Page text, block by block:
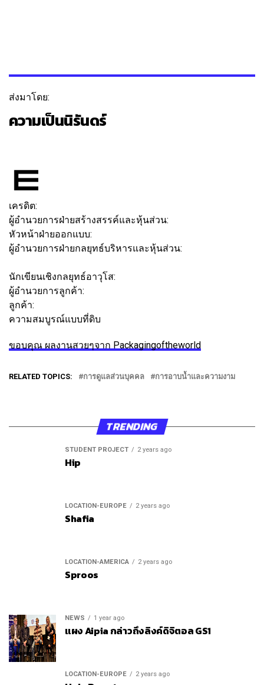
ส่งมาโดย:
ความเป็นนิรันดร์
เครดิต:
ผู้อำนวยการฝ่ายสร้างสรรค์และหุ้นส่วน:
หัวหน้าฝ่ายออกแบบ:
ผู้อำนวยการฝ่ายกลยุทธ์บริหารและหุ้นส่วน:
นักเขียนเชิงกลยุทธ์อาวุโส:
ผู้อำนวยการลูกค้า:
ลูกค้า:
ความสมบูรณ์แบบที่ดิบ
ขอบคุณ ผลงานสวยๆจาก Packagingoftheworld
RELATED TOPICS: การดูแลส่วนบุคคล การอาบน้ำและความงาม
TRENDING
STUDENT PROJECT 2 years ago
Hip
LOCATION-EUROPE 2 years ago
Shafia
LOCATION-AMERICA 2 years ago
Sproos
NEWS 1 year ago
แผง Aipia กล่าวถึงลิงค์ดิจิตอล GS1
LOCATION-EUROPE 2 years ago